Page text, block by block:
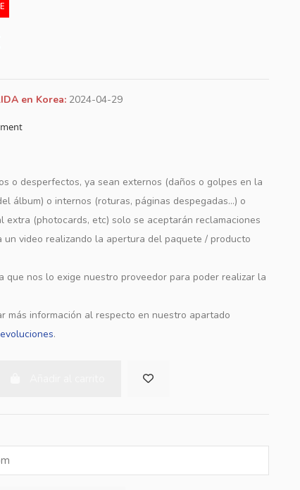
en Korea: 2024-04-29
o desperfectos, ya sean externos (daños o golpes en la
álbum) o internos (roturas, páginas despegadas...) o
extra (photocards, etc) solo se aceptarán reclamaciones
un video realizando la apertura del paquete / producto
que nos lo exige nuestro proveedor para poder realizar la
más información al respecto en nuestro apartado
.